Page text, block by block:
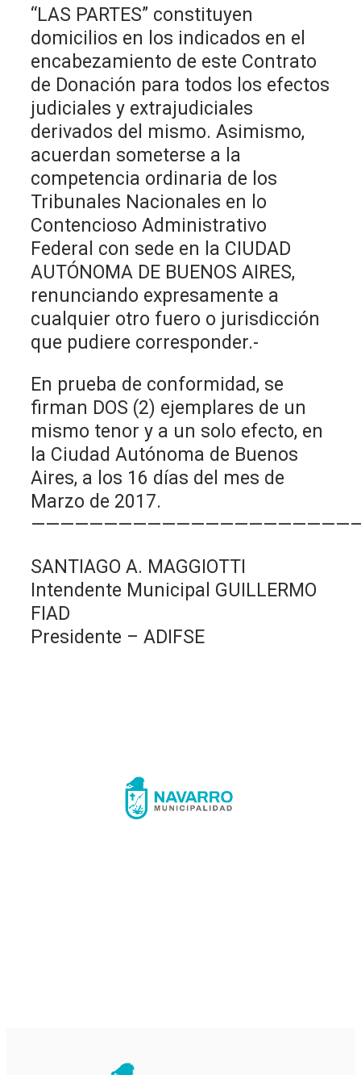
“LAS PARTES” constituyen
domicilios en los indicados en el
encabezamiento de este Contrato
de Donación para todos los efectos
judiciales y extrajudiciales
derivados del mismo. Asimismo,
acuerdan someterse a la
competencia ordinaria de los
Tribunales Nacionales en lo
Contencioso Administrativo
Federal con sede en la CIUDAD
AUTÓNOMA DE BUENOS AIRES,
renunciando expresamente a
cualquier otro fuero o jurisdicción
que pudiere corresponder.-
En prueba de conformidad, se
firman DOS (2) ejemplares de un
mismo tenor y a un solo efecto, en
la Ciudad Autónoma de Buenos
Aires, a los 16 días del mes de
Marzo de 2017.
SANTIAGO A. MAGGIOTTI
Intendente Municipal GUILLERMO
FIAD
Presidente – ADIFSE